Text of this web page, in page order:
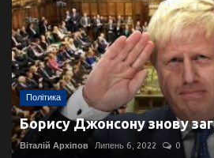
Політика
Борису Джонсону знову
Віталій Архіпов Липень 6, 2022 0